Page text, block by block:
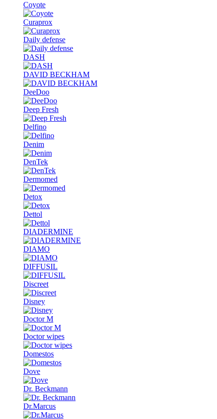
Coyote
Curaprox
Daily defense
DASH
DAVID BECKHAM
DeeDoo
Deep Fresh
Delfino
Denim
DenTek
Dermomed
Detox
Dettol
DIADERMINE
DIAMO
DIFFUSIL
Discreet
Disney
Doctor M
Doctor wipes
Domestos
Dove
Dr. Beckmann
Dr.Marcus